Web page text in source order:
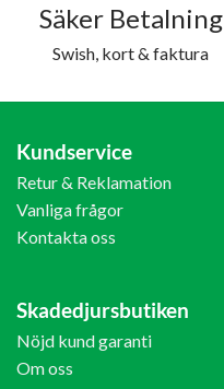
Säker Betalning
Swish, kort & faktura
Kundservice
Retur & Reklamation
Vanliga frågor
Kontakta oss
Skadedjursbutiken
Nöjd kund garanti
Om oss